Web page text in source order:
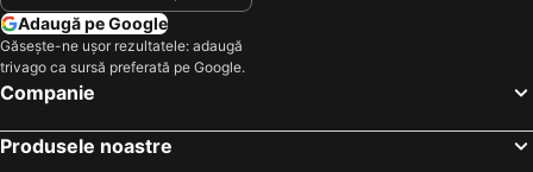
Adaugă pe Google
Găsește-ne ușor rezultatele: adaugă
trivago ca sursă preferată pe Google.
Companie
Produsele noastre